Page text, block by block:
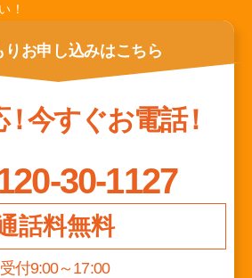
！
り お申し込みはこちら
！今すぐお電話！
30-1127
話料無料
受付9:00～17:00